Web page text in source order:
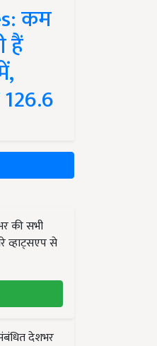
कम
हैं
की सभी
व्हाट्सएप से
देशभर